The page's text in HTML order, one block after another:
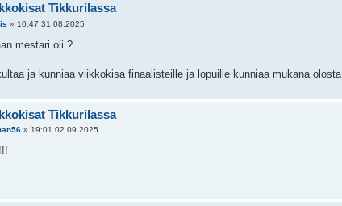
Tikkurilassa
» 10:47 31.08.2025
mestari oli ?
ja kunniaa viikkokisa finaalisteille ja lopuille kunniaa mukana olosta.
Tikkurilassa
» 19:01 02.09.2025